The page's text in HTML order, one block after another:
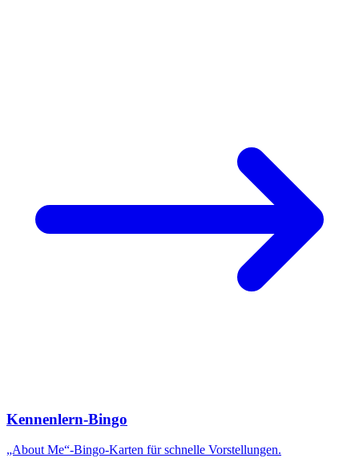
Kennenlern-Bingo
„About Me“-Bingo-Karten für schnelle Vorstellungen.